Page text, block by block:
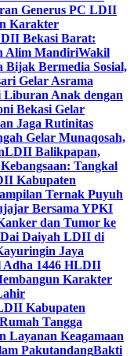
Generus PC LDII
Karakter
Bekasi Barat:
Alim MandiriWakil
Bermedia Sosial,
Gelar Asrama
Liburan Anak dengan
Bekasi Gelar
Jaga Rutinitas
Gelar Munaqosah,
LDII Balikpapan,
Tangkal
Kabupaten
Ternak Puyuh
Bersama YPKI
dan Tumor ke
Daiyah LDII di
Jaya
1446 HLDII
Karakter
Kabupaten
Tangga
Layanan Keagamaan
PakutandangBakti